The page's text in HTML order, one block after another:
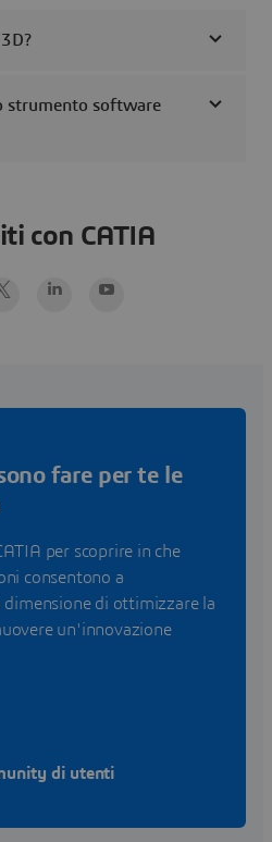
strumento software
con CATIA
fare per te le
per scoprire in che
consentono a
di ottimizzare la
un'innovazione
di utenti